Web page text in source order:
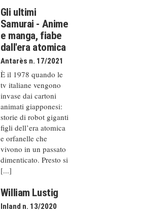
Gli ultimi
Samurai - Anime
e manga, fiabe
dall'era atomica
Antarès n. 17/2021
È il 1978 quando le
tv italiane vengono
invase dai cartoni
animati giapponesi:
storie di robot giganti
figli dell’era atomica
e orfanelle che
vivono in un passato
dimenticato. Presto si
[...]
William Lustig
Inland n. 13/2020